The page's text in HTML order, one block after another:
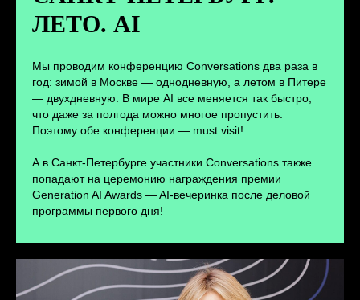
ЛЕТО. AI
Мы проводим конференцию Conversations два раза в
год: зимой в Москве — однодневную, а летом в Питере
— двухдневную. В мире AI все меняется так быстро,
что даже за полгода можно многое пропустить.
Поэтому обе конференции — must visit!
А в Санкт-Петербурге участники Conversations также
попадают на церемонию награждения премии
Generation AI Awards — AI-вечеринка после деловой
программы первого дня!